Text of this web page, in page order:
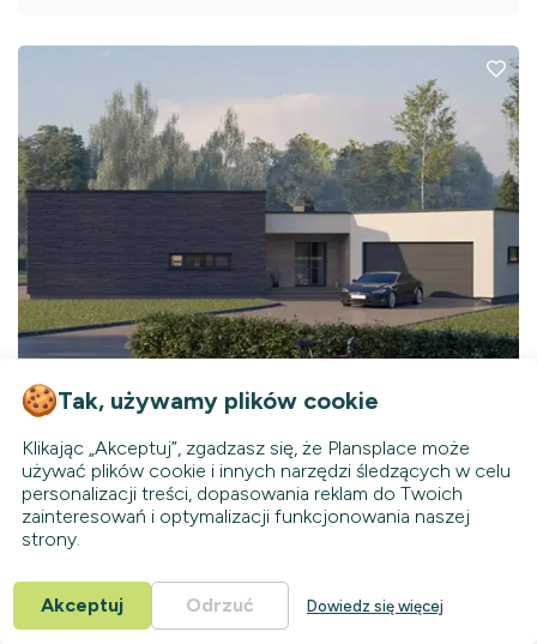
73604R KC Dostępny
197 m²
24.01 Szerokość
24.07 Głębokość
Parterowy
3+1
Samochody
Tak, używamy plików cookie
Klikając „Akceptuj”, zgadzasz się, że Plansplace może
używać plików cookie i innych narzędzi śledzących w celu
personalizacji treści, dopasowania reklam do Twoich
zainteresowań i optymalizacji funkcjonowania naszej
strony.
Akceptuj Odrzuć Dowiedz się więcej